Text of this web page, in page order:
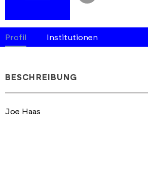
Profil Institutionen
BESCHREIBUNG
Joe Haas